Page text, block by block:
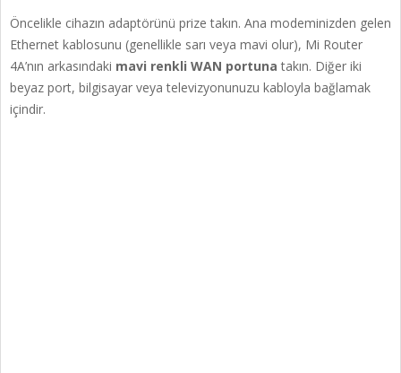
Öncelikle cihazın adaptörünü prize takın. Ana modeminizden gelen
Ethernet kablosunu (genellikle sarı veya mavi olur), Mi Router
4A’nın arkasındaki mavi renkli WAN portuna takın. Diğer iki
beyaz port, bilgisayar veya televizyonunuzu kabloyla bağlamak
içindir.